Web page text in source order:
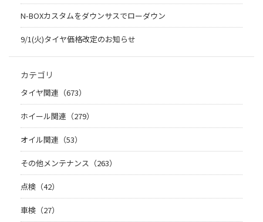
N-BOXカスタムをダウンサスでローダウン
9/1(火)タイヤ価格改定のお知らせ
カテゴリ
タイヤ関連（673）
ホイール関連（279）
オイル関連（53）
その他メンテナンス（263）
点検（42）
車検（27）